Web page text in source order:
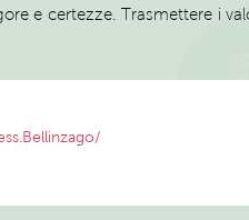
e certezze. Trasmettere i